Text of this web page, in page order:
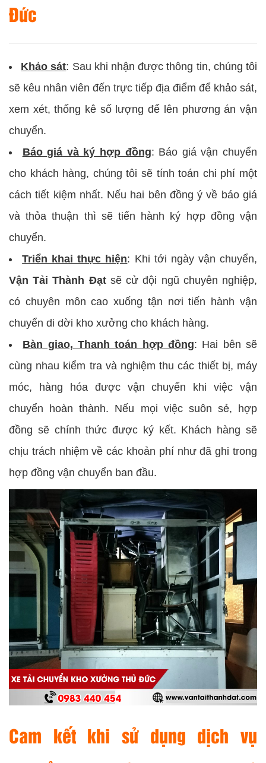
Đức
Khảo sát: Sau khi nhận được thông tin, chúng tôi
sẽ kêu nhân viên đến trực tiếp địa điểm để khảo sát,
xem xét, thống kê số lượng để lên phương án vận
chuyển.
Báo giá và ký hợp đồng: Báo giá vận chuyển
cho khách hàng, chúng tôi sẽ tính toán chi phí một
cách tiết kiệm nhất. Nếu hai bên đồng ý về báo giá
và thỏa thuận thì sẽ tiến hành ký hợp đồng vận
chuyển.
Triển khai thực hiện: Khi tới ngày vận chuyển,
Vận Tải Thành Đạtsẽ cử đội ngũ chuyên nghiệp,
có chuyên môn cao xuống tận nơi tiến hành vận
chuyển di dời kho xưởng cho khách hàng.
Bàn giao, Thanh toán hợp đồng: Hai bên sẽ
cùng nhau kiểm tra và nghiệm thu các thiết bị, máy
móc, hàng hóa được vận chuyển khi việc vận
chuyển hoàn thành. Nếu mọi việc suôn sẻ, hợp
đồng sẽ chính thức được ký kết. Khách hàng sẽ
chịu trách nhiệm về các khoản phí như đã ghi trong
hợp đồng vận chuyển ban đầu.
Cam kết khi sử dụng dịch vụ